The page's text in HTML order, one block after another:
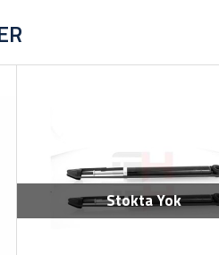
Stokta Yok